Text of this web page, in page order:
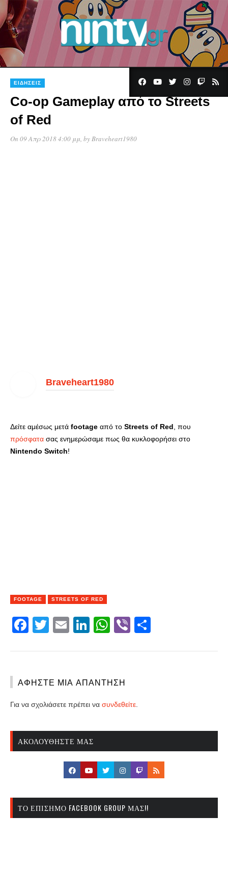
ΕΙΔΉΣΕΙΣ
Co-op Gameplay από το Streets
of Red
On 09 Απρ 2018 4:00 μμ , by Braveheart1980
Braveheart1980
Δείτε αμέσως μετά footage από το Streets of Red , που
πρόσφατα σας ενημερώσαμε πως θα κυκλοφορήσει στο
Nintendo Switch!
FOOTAGE STREETS OF RED
Facebook
Twitter
EmailLinkedIn
WhatsApp
Viber
ΑΦΉΣΤΕ ΜΙΑ ΑΠΆΝΤΗΣΗ
Για να σχολιάσετε πρέπει να συνδεθείτε
ΑΚΟΛΟΥΘΉΣΤΕ ΜΑΣ
ΤΟ ΕΠΊΣΗΜΟ FACEBOOK GROUP ΜΑΣ!!